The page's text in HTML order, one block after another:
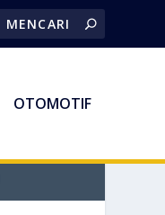
OTOMOTIF